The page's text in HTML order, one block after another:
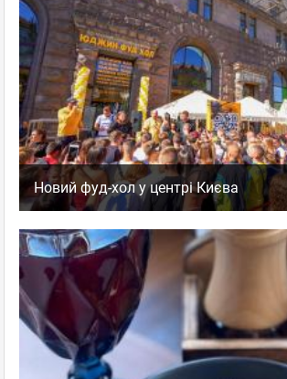
Новий фуд-хол у центрі Києва